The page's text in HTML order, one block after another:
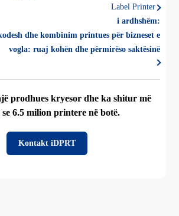
Label Printer
i ardhshëm:
dhe kombinim printues për bizneset e
vogla: ruaj kohën dhe përmirëso saktësinë
prodhues kryesor dhe ka shitur më
se 6.5 milion printere në botë.
Kontakt iDPRT